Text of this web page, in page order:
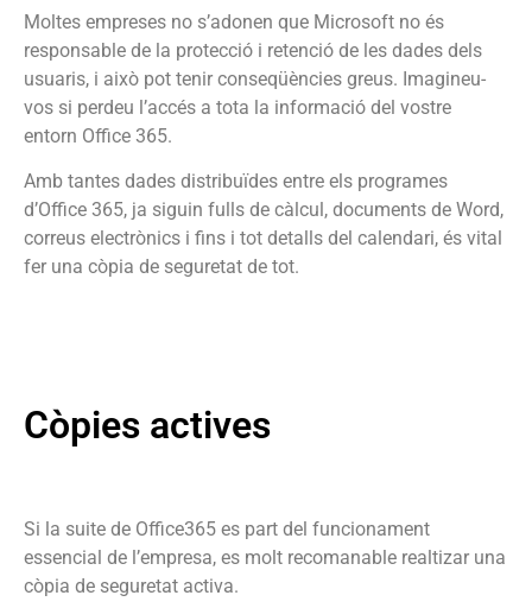
Moltes empreses no s’adonen que Microsoft no és
responsable de la protecció i retenció de les dades dels
usuaris, i això pot tenir conseqüències greus. Imagineu-
vos si perdeu l’accés a tota la informació del vostre
entorn Office 365.
Amb tantes dades distribuïdes entre els programes
d’Office 365, ja siguin fulls de càlcul, documents de Word,
correus electrònics i fins i tot detalls del calendari, és vital
fer una còpia de seguretat de tot.
Còpies actives
Si la suite de Office365 es part del funcionament
essencial de l’empresa, es molt recomanable realtizar una
còpia de seguretat activa.